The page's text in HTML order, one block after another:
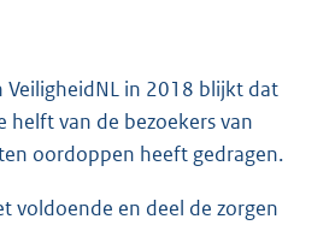
VeiligheidNL in 2018 blijkt dat
helft van de bezoekers van
oordoppen heeft gedragen.
voldoende en deel de zorgen